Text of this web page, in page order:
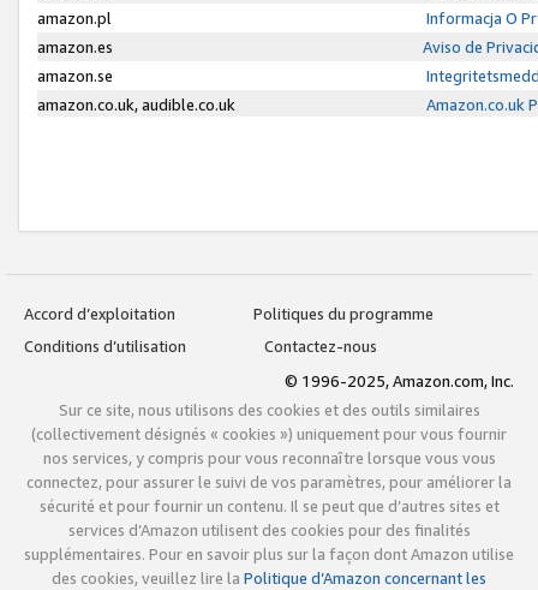
amazon.pl
Informacja O
amazon.es
Aviso de
amazon.se
amazon.co.uk, audible.co.uk
Amazon.co.uk
Accord d’exploitation
Politiques du programme
Conditions d’utilisation
Contactez-nous
© 1996-2025, Amazon.com, Inc.
Sur ce site, nous utilisons des cookies et des outils similaires
(collectivement désignés « cookies ») uniquement pour vous fournir
nos services, y compris pour vous reconnaître lorsque vous vous
connectez, pour assurer le suivi de vos paramètres, pour améliorer la
sécurité et pour fournir un contenu. Il se peut que d’autres sites et
services d’Amazon utilisent des cookies pour des finalités
supplémentaires. Pour en savoir plus sur la façon dont Amazon utilise
des cookies, veuillez lire la Politique d’Amazon concernant les